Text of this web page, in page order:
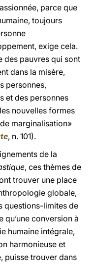
parce que
toujours
exige cela.
des pauvres qui sont
dans la misère,
personnes,
et des personnes
nouvelles formes
marginalisation»
, n. 101).
de la
, ces thèmes de
trouver une place
globale,
questions-limites de
qu’une conversion à
humaine intégrale,
harmonieuse et
puisse trouver dans